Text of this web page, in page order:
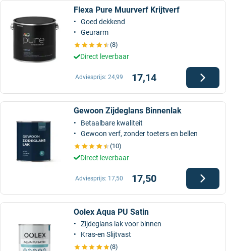
Flexa Pure Muurverf Krijtverf
Goed dekkend
Geurarm
(8)
Direct leverbaar
17,14
Adviesprijs: 24,99
Gewoon Zijdeglans Binnenlak
Betaalbare kwaliteit
Gewoon verf, zonder toeters en bellen
(10)
Direct leverbaar
17,50
Adviesprijs: 17,50
Oolex Aqua PU Satin
Zijdeglans lak voor binnen
Kras-en Slijtvast
(8)